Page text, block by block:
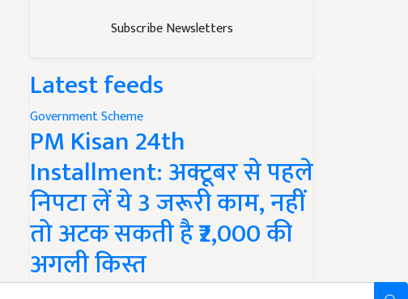
Subscribe Newsletters
Latest feeds
Government Scheme
PM Kisan 24th
Installment: अक्टूबर से पहले
निपटा लें ये 3 जरूरी काम, नहीं
तो अटक सकती है ₹2,000 की
अगली किस्त